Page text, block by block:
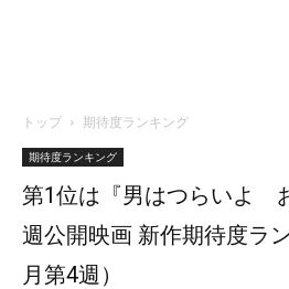
トップ 期待度ランキング
期待度ランキング
第1位は『男はつらいよ
週公開映画 新作期待度ラ
月第4週）